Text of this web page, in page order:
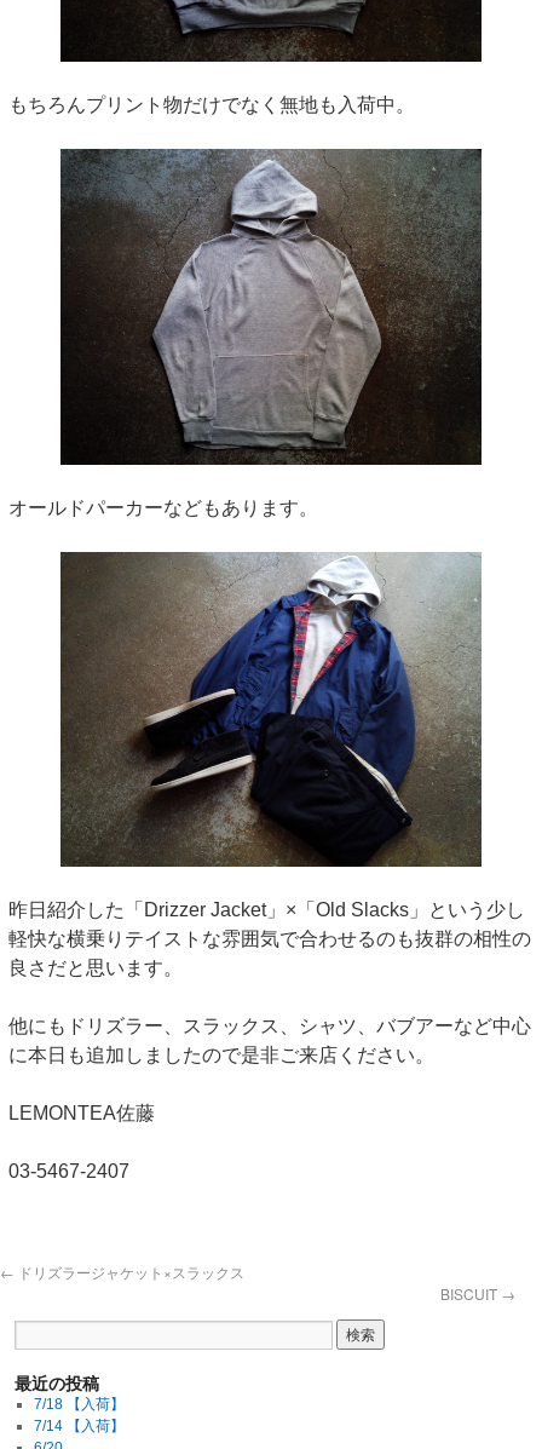
もちろんプリント物だけでなく無地も入荷中。
オールドパーカーなどもあります。
昨日紹介した「Drizzer Jacket」×「Old Slacks」という少し
軽快な横乗りテイストな雰囲気で合わせるのも抜群の相性の
良さだと思います。
他にもドリズラー、スラックス、シャツ、バブアーなど中心
に本日も追加しましたので是非ご来店ください。
LEMONTEA佐藤
03-5467-2407
← ドリズラージャケット×スラックス
BISCUIT →
最近の投稿
7/18 【入荷】
7/14 【入荷】